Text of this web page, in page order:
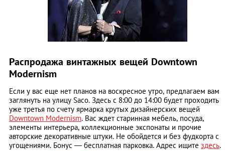
Распродажа винтажных вещей Downtown
Modernism
Если у вас еще нет планов на воскресное утро, предлагаем вам
заглянуть на улицу Saco. Здесь с 8:00 до 14:00 будет проходить
уже третья по счету ярмарка крутых дизайнерских вещей
Downtown Modernism. Вас ждет старинная мебель, посуда,
элементы интерьера, коллекционные экспонаты и прочие
авторские декоративные штуки. Не обойдется и без фудкорта с
угощениями. Бонус ― бесплатная парковка. Адрес ищите здесь.